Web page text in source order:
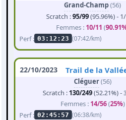
Grand-Champ(56)
Scratch :95/99(95.96%) -
Femmes : 10/11 (
Perf : 03:12:23 (07:42/km)
22/10/2023 Trail de la
Cléguer(56)
Scratch : 130/249(52.21%) -
Femmes : 14/56(25%)
Perf : 02:45:57 (06:38/km)